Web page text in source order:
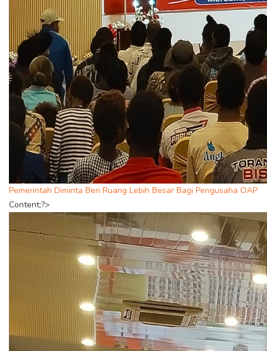
Pemerintah Diminta Beri Ruang Lebih Besar Bagi Pengusaha OAP
Content;?>